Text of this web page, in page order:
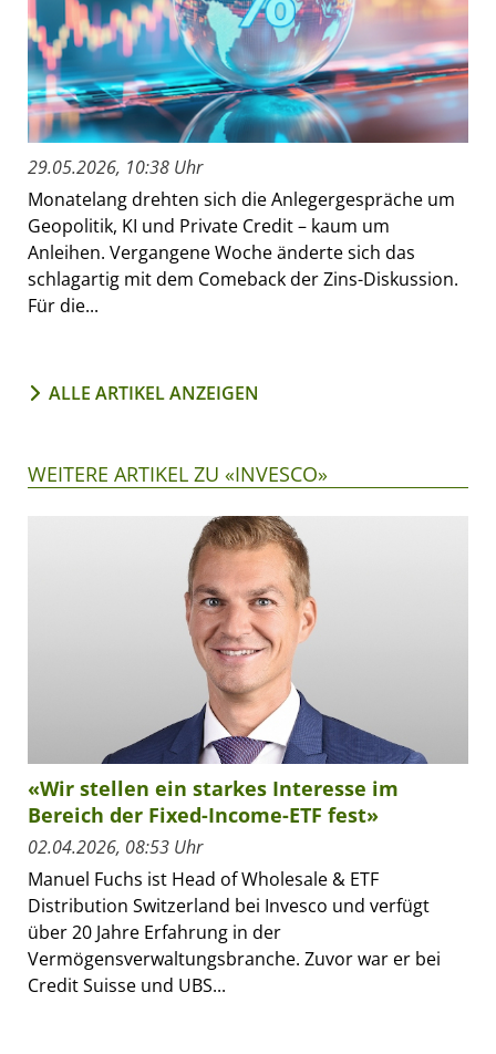
29.05.2026, 10:38 Uhr
Monatelang drehten sich die Anlegergespräche um
Geopolitik, KI und Private Credit – kaum um
Anleihen. Vergangene Woche änderte sich das
schlagartig mit dem Comeback der Zins-Diskussion.
Für die...
ALLE ARTIKEL ANZEIGEN
WEITERE ARTIKEL ZU «INVESCO»
«Wir stellen ein starkes Interesse im
Bereich der Fixed-Income-ETF fest»
02.04.2026, 08:53 Uhr
Manuel Fuchs ist Head of Wholesale & ETF
Distribution Switzerland bei Invesco und verfügt
über 20 Jahre Erfahrung in der
Vermögensverwaltungsbranche. Zuvor war er bei
Credit Suisse und UBS...